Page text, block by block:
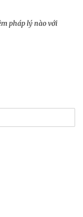
pháp lý nào với